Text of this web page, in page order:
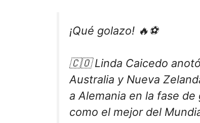
¡Qué golazo! 🔥⚽️
🇨🇴 Linda Caicedo
Australia y Nueva
a Alemania en la fase
como el mejor del